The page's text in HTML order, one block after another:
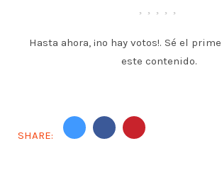
Hasta ahora, ¡no hay votos!. Sé el
este contenido.
SHARE: